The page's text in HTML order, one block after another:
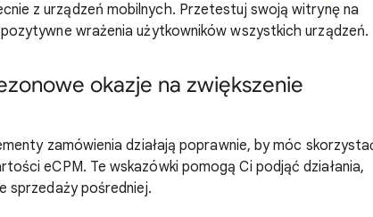
z urządzeń mobilnych. Przetestuj swoją witrynę na
wrażenia użytkowników wszystkich urządzeń.
okazje na zwiększenie
zamówienia działają poprawnie, by móc
eCPM. Te wskazówki pomogą Ci podjąć działania,
sprzedaży pośredniej.